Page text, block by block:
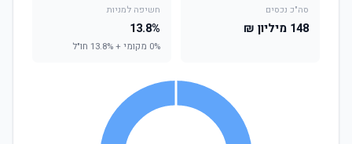
סה"כ נכסים
148 מיליון ₪
חשיפה למניות
13.8%
0% מקומי + 13.8% חו"ל